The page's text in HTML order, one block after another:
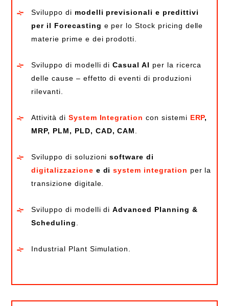
Sviluppo di modelli previsionali e predittivi
per il Forecasting e per lo Stock pricing delle
materie prime e dei prodotti.
Sviluppo di modelli diCasual AI per la ricerca
delle cause – effetto di eventi di produzioni
rilevanti.
Attività di System Integration con sistemi ERP,
MRP, PLM, PLD, CAD, CAM
Sviluppo di soluzionisoftware di
digitalizzazione e disystem integration per la
transizione digitale.
Sviluppo di modelli diAdvanced Planning &
Scheduling
Industrial Plant Simulation.